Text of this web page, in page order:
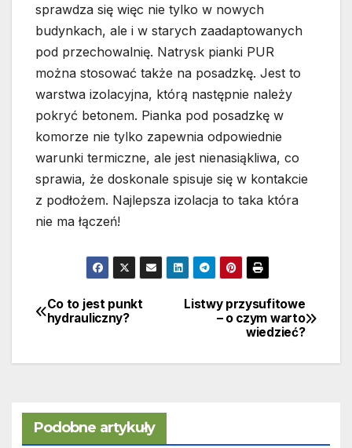
sprawdza się więc nie tylko w nowych
budynkach, ale i w starych zaadaptowanych
pod przechowalnię. Natrysk pianki PUR
można stosować także na posadzkę. Jest to
warstwa izolacyjna, którą następnie należy
pokryć betonem. Pianka pod posadzkę w
komorze nie tylko zapewnia odpowiednie
warunki termiczne, ale jest nienasiąkliwa, co
sprawia, że doskonale spisuje się w kontakcie
z podłożem. Najlepsza izolacja to taka która
nie ma łączeń!
Nawigacja
Listwy przysufitowe
– o czym warto
wiedzieć?
Co to jest punkt
hydrauliczny?
Podobne artykuły